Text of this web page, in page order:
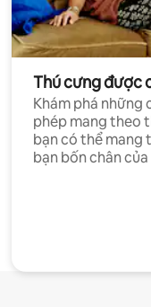
Thú cưng được
Khám phá những
phép mang theo
bạn có thể mang
bạn bốn chân của